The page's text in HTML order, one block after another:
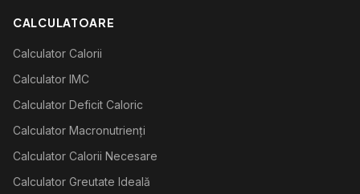
CALCULATOARE
Calculator Calorii
Calculator IMC
Calculator Deficit Caloric
Calculator Macronutrienți
Calculator Calorii Necesare
Calculator Greutate Ideală